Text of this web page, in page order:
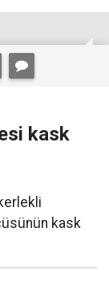
kask
kask